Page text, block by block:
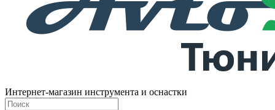
Интернет-магазин инструмента и оснастки